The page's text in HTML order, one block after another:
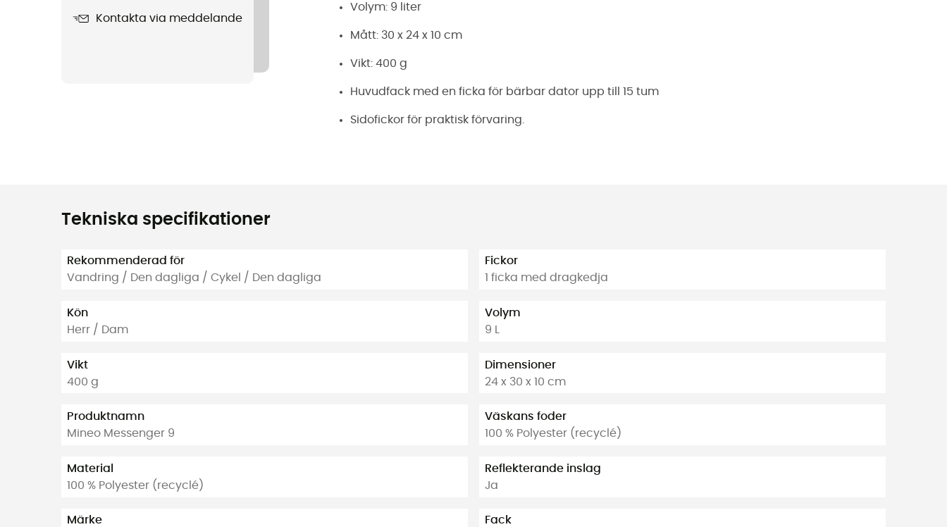
Kontakta via meddelande
Volym: 9 liter
Mått: 30 x 24 x 10 cm
Vikt: 400 g
Huvudfack med en ficka för bärbar dator upp till 15 tum
Sidofickor för praktisk förvaring.
Tekniska specifikationer
Rekommenderad för
Vandring / Den dagliga / Cykel / Den dagliga
Kön
Herr / Dam
Vikt
400 g
Produktnamn
Mineo Messenger 9
Material
100 % Polyester (recyclé)
Märke
Fickor
1 ficka med dragkedja
Volym
9 L
Dimensioner
24 x 30 x 10 cm
Väskans foder
100 % Polyester (recyclé)
Reflekterande inslag
Ja
Fack